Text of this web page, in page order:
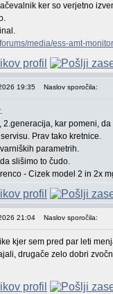
ker so verjetno
media/ess-amt-
19:35 Naslov sporočila:
2.generacija, kar pomeni,
Prav tako kretnice.
parametrih.
slišimo to čudo.
- Cizek model 2 in 2x
21:04 Naslov sporočila:
kjer sem pred par leti
drugače zelo dobri